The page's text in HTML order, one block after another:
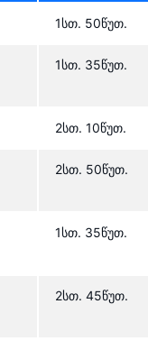
1სთ. 50წუთ.
1სთ. 35წუთ.
2სთ. 10წუთ.
2სთ. 50წუთ.
1სთ. 35წუთ.
2სთ. 45წუთ.